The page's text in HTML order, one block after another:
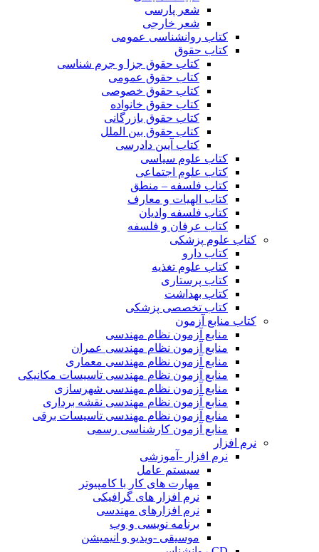
شعر پارسی
شعر خارجی
کتاب روانشناسی عمومی
کتاب حقوق
کتاب حقوق جزا و جرم شناسی
کتاب حقوق عمومی
کتاب حقوق خصوصی
کتاب حقوق خانواده
کتاب حقوق بازرگانی
کتاب حقوق بین الملل
کتاب آیین دادرسی
کتاب علوم سیاسی
کتاب علوم اجتماعی
کتاب فلسفه – منطق
کتاب الهیات و معارف
کتاب فلسفه وادیان
کتاب عرفان و فلسفه
کتاب علوم پزشکی
کتاب دارو
کتاب علوم تغذیه
کتاب پرستاری
کتاب بهداشت
کتاب تخصصی پزشکی
کتاب منابع آزمون
منابع آزمون نظام مهندسی
منابع آزمون نظام مهندسی عمران
منابع آزمون نظام مهندسی معماری
منابع آزمون نظام مهندسی تاسیسات مکانیکی
منابع آزمون نظام مهندسی شهرسازی
منابع آزمون نظام مهندسی نقشه برداری
منابع آزمون نظام مهندسی تاسیسات برقی
منابع آزمون کارشناسی رسمی
نرم افزار
نرم افزار -آموزشی
سیستم عامل
مهارت های کار با کامپیوتر
نرم افزار های گرافیکی
نرم افزارهای مهندسی
برنامه نویسی و وب
موسیقی -ویدیو و انیمیشن